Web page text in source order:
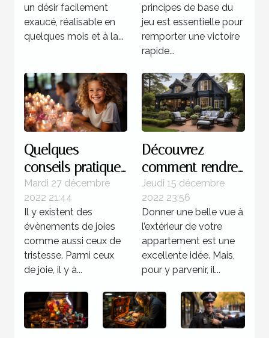
un désir facilement
exaucé, réalisable en
quelques mois et à la...
principes de base du
jeu est essentielle pour
remporter une victoire
rapide...
Quelques
conseils pratiques
pour réussir
l'organisation d'un
anniversaire
Mardi 27 décembre
2022 21:44
Il y existent des
évènements de joies
comme aussi ceux de
tristesse. Parmi ceux
de joie, il y à...
Découvrez
comment rendre
magnifique
l’extérieur de
votre maison
Jeudi 15 décembre
2022 23:56
Donner une belle vue à
l’extérieur de votre
appartement est une
excellente idée. Mais,
pour y parvenir, il...